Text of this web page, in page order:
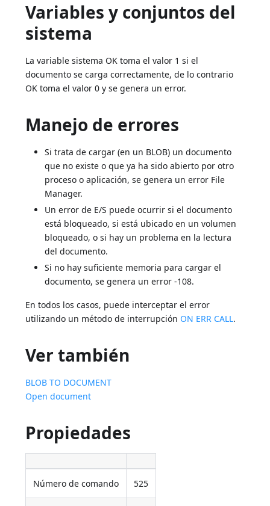
Variables y conjuntos del
sistema
La variable sistema OK toma el valor 1 si el
documento se carga correctamente, de lo contrario
OK toma el valor 0 y se genera un error.
Manejo de errores
Si trata de cargar (en un BLOB) un documento
que no existe o que ya ha sido abierto por otro
proceso o aplicación, se genera un error File
Manager.
Un error de E/S puede ocurrir si el documento
está bloqueado, si está ubicado en un volumen
bloqueado, o si hay un problema en la lectura
del documento.
Si no hay suficiente memoria para cargar el
documento, se genera un error -108.
En todos los casos, puede interceptar el error
utilizando un método de interrupción ON ERR CALL.
Ver también
BLOB TO DOCUMENT
Open document
Propiedades
Número de comando 525